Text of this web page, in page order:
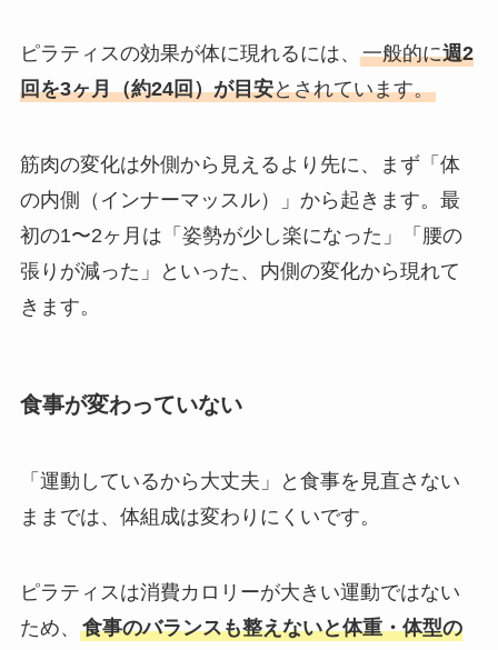
ピラティスの効果が体に現れるには、 一般的に週2
回を3ヶ月（約24回）が目安とされています。
筋肉の変化は外側から見えるより先に、まず「体
の内側（インナーマッスル）」から起きます。最
初の1〜2ヶ月は「姿勢が少し楽になった」「腰の
張りが減った」といった、内側の変化から現れて
きます。
食事が変わっていない
「運動しているから大丈夫」と食事を見直さない
ままでは、体組成は変わりにくいです。
ピラティスは消費カロリーが大きい運動ではない
ため、 食事のバランスも整えないと体重・体型の